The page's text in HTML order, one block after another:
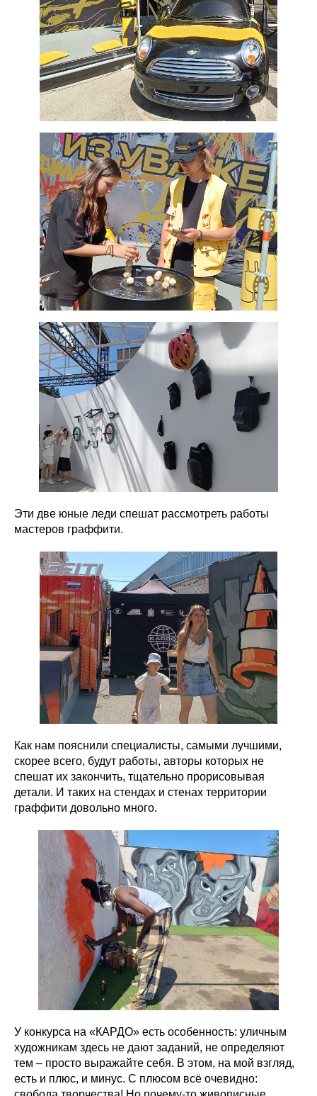
Эти две юные леди спешат рассмотреть работы
мастеров граффити.
Как нам пояснили специалисты, самыми лучшими,
скорее всего, будут работы, авторы которых не
спешат их закончить, тщательно прорисовывая
детали. И таких на стендах и стенах территории
граффити довольно много.
У конкурса на «КАРДО» есть особенность: уличным
художникам здесь не дают заданий, не определяют
тем – просто выражайте себя. В этом, на мой взгляд,
есть и плюс, и минус. С плюсом всё очевидно: